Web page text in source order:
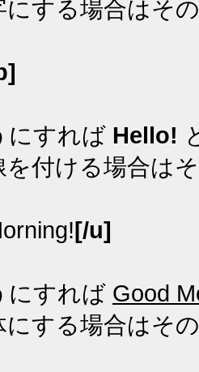
にする場合はそ
にすれば Hello!
を付ける場合は
[/u]
にすれば Good
にする場合はそ